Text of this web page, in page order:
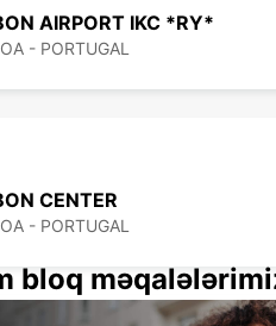
AIRPORT IKC *RY*
- PORTUGAL
CENTER
- PORTUGAL
bloq